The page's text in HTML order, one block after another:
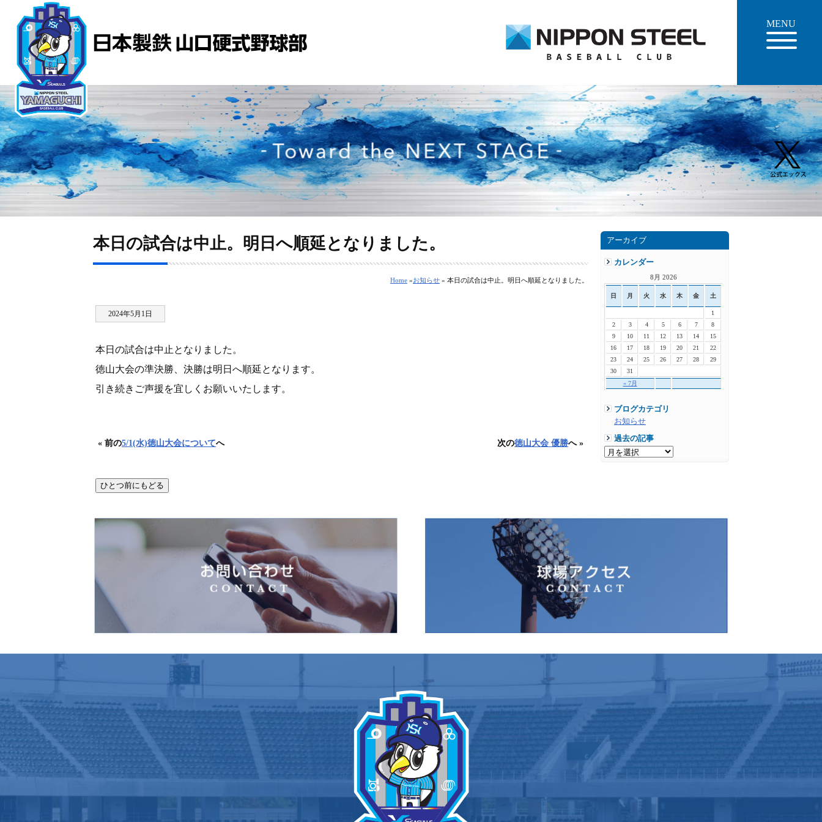
MENU
アーカイブ
カレンダー
8月 2026
日 月 火 水 木 金 土
« 7月
1
2
3 4 5 6 7
8
9
10 11 12 13 14
15
16
17 18 19 20 21
22
23
24 25 26 27 28
29
30
31
ブログカテゴリ
お知らせ
過去の記事
本日の試合は中止。明日へ順延となりました。
Home »お知らせ » 本日の試合は中止。明日へ順延となりました。
2024年5月1日
本日の試合は中止となりました。
徳山大会の準決勝、決勝は明日へ順延となります。
引き続きご声援を宜しくお願いいたします。
« 前の5/1(水)徳山大会についてへ 次の徳山大会 優勝へ »